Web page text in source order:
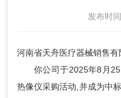
发布时
河南省天舟医疗器械销售有
你公司于2025年8月
热像仪采购活动,并成为中